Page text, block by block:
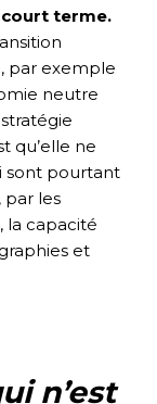
terme.
par exemple
neutre
qu’elle ne
sont pourtant
par les
la capacité
et
n’est